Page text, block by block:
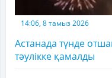
14:06, 8 тамыз 2026
Астанада түнде
тәулікке қамалды